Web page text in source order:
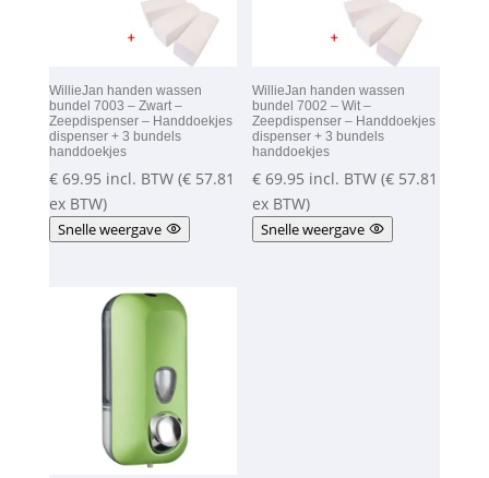
WillieJan handen wassen
bundel 7003 – Zwart –
Zeepdispenser – Handdoekjes
dispenser + 3 bundels
handdoekjes
€69.95 incl. BTW (€57.81
ex BTW)
Snelle weergave
WillieJan handen wassen
bundel 7002 – Wit –
Zeepdispenser – Handdoekjes
dispenser + 3 bundels
handdoekjes
€ 69.95 incl. BTW (€ 57.81
ex BTW)
Snelle weergave